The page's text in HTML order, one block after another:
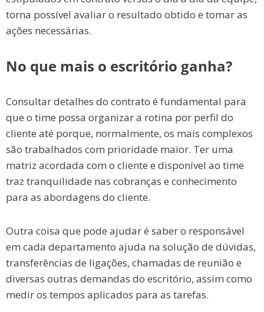
torna possível avaliar o resultado obtido e tomar as
ações necessárias.
No que mais o escritório ganha?
Consultar detalhes do contrato é fundamental para
que o time possa organizar a rotina por perfil do
cliente até porque, normalmente, os mais complexos
são trabalhados com prioridade maior. Ter uma
matriz acordada com o cliente e disponível ao time
traz tranquilidade nas cobranças e conhecimento
para as abordagens do cliente.
Outra coisa que pode ajudar é saber o responsável
em cada departamento ajuda na solução de dúvidas,
transferências de ligações, chamadas de reunião e
diversas outras demandas do escritório, assim como
medir os tempos aplicados para as tarefas.